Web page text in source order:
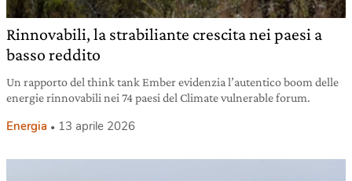
Rinnovabili, la strabiliante crescita nei paesi a
basso reddito
Un rapporto del think tank Ember evidenzia l’autentico boom delle
energie rinnovabili nei 74 paesi del Climate vulnerable forum.
Energia 13 aprile 2026